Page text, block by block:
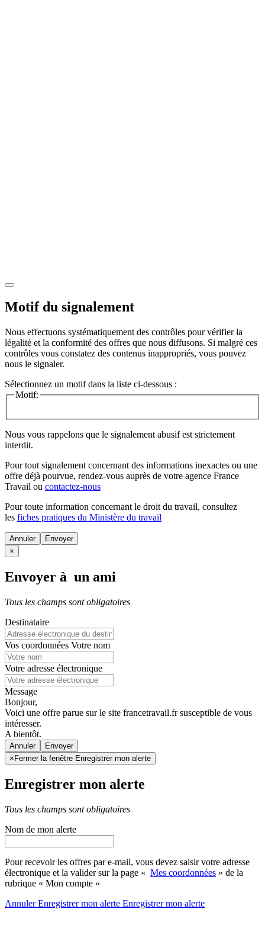
Motif du signalement
Nous effectuons systématiquement des contrôles pour vérifier la
légalité et la conformité des offres que nous diffusons. Si malgré ces
contrôles vous constatez des contenus inappropriés, vous pouvez
nous le signaler.
Sélectionnez un motif dans la liste ci-dessous :
Motif:
Nous vous rappelons que le signalement abusif est strictement
interdit.
Pour tout signalement concernant des informations inexactes ou une
offre déjà pourvue, rendez-vous auprès de votre agence France
Travail ou contactez-nous
Pour toute information concernant le droit du travail, consultez
les fiches pratiques du Ministère du travail
Annuler
×
Envoyer à un ami
Tous les champs sont obligatoires
Destinataire
Vos coordonnées Votre nom
Votre adresse électronique
Message
Bonjour,
Voici une offre parue sur le site francetravail.fr susceptible de vous
intéresser.
A bientôt.
Annuler
× Fermer la fenêtre Enregistrer mon alerte
Enregistrer mon alerte
Tous les champs sont obligatoires
Nom de mon alerte
Pour recevoir les offres par e-mail, vous devez saisir votre adresse
électronique et la valider sur la page « Mes coordonnées » de la
rubrique « Mon compte »
AnnulerEnregistrer mon alerte Enregistrermon alerte